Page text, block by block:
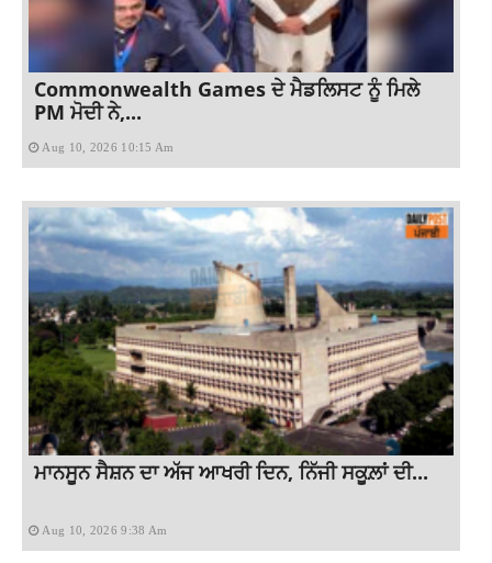
Commonwealth Games ਦੇ ਮੈਡਲਿਸਟ ਨੂੰ ਮਿਲੇ
PM ਮੋਦੀ ਨੇ,...
Aug 10, 2026 10:15 Am
ਮਾਨਸੂਨ ਸੈਸ਼ਨ ਦਾ ਅੱਜ ਆਖਰੀ ਦਿਨ, ਨਿੱਜੀ ਸਕੂਲ਼ਾਂ ਦੀ...
Aug 10, 2026 9:38 Am